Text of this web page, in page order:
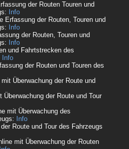
der Routen Touren und
Info
Erfassung der Routen, Touren und
Info
der Routen, Touren und
Info
und Fahrtstrecken des
Info
der Routen und Touren des
Überwachung der Route und
der Route und Tour
mit Überwachung des
Info
Route und Tour des Fahrzeugs
mit Überwachung der Routen